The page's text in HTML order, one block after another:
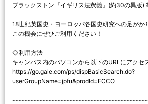
ブラックストン『イギリス法釈義』(約30の異版)
18世紀英国史・ヨーロッパ各国史研究への足がか
この機会にぜひご利用ください！
◇利用方法
キャンパス内のパソコンから以下のURLにアクセ
https://go.gale.com/ps/dispBasicSearch.do?
userGroupName=jpfu&prodId=ECCO